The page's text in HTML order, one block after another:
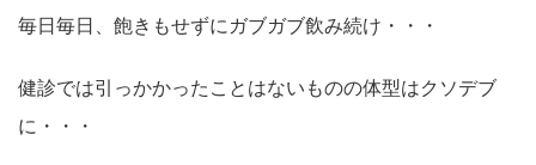
毎日毎日、飽きもせずにガブガブ飲み続け・・・
健診では引っかかったことはないものの体型はクソデブ
に・・・